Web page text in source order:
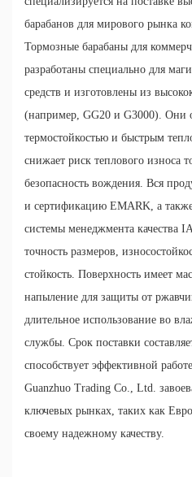
барабанов для мирового рынка
Тормозные барабаны для
разработаны специально для
средств и изготовлены из
(например, GG20 и G3000). Они
термостойкостью и быстрым
снижает риск теплового износа
безопасность вождения. Вся
и сертификацию EMARK, а также
системы менеджмента качества
точность размеров,
стойкость. Поверхность имеет
напыление для защиты от
длительное использование во
службы. Срок поставки
способствует эффективной
Guanzhuo Trading Co., Ltd.
ключевых рынках, таких как
своему надежному качеству.